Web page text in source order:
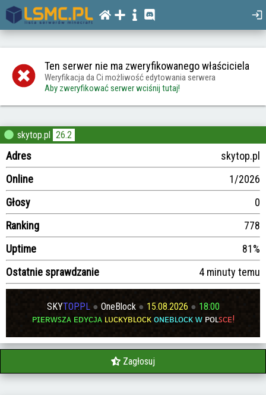
Ten serwer nie ma zweryfikowanego właściciela
Weryfikacja da Ci możliwość edytowania serwera
Aby zweryfikować serwer wciśnij tutaj!
skytop.pl 26.2
Adres
skytop.pl
Online
1/2026
Głosy
0
Ranking
778
Uptime
81%
Ostatnie sprawdzanie
4 minuty temu
SKYTOP.PL ● OneBlock ● 15.08.2026 ● 18:00
ᴘɪᴇʀᴡꜱᴢᴀ ᴇᴅʏᴄᴊᴀ ʟᴜᴄᴋʏʙʟᴏᴄᴋ ᴏɴᴇʙʟᴏᴄᴋ ᴡ ᴘᴏʟꜱᴄᴇ!
Zagłosuj